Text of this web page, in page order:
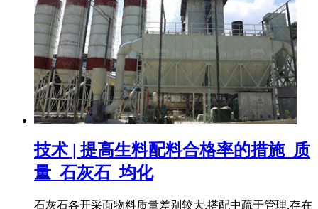
技术 | 提高生料配料合格率的措施_质
量_石灰石_均化
石灰石各开采面物料质量差别较大,搭配中疏于管理,存在